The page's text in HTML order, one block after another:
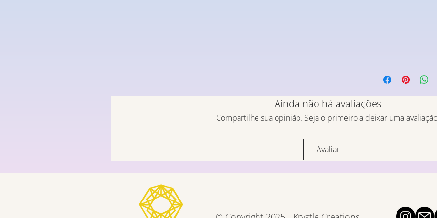
Ainda não há avaliações
Compartilhe sua opinião. Seja o primeiro a deixar uma
Avaliar